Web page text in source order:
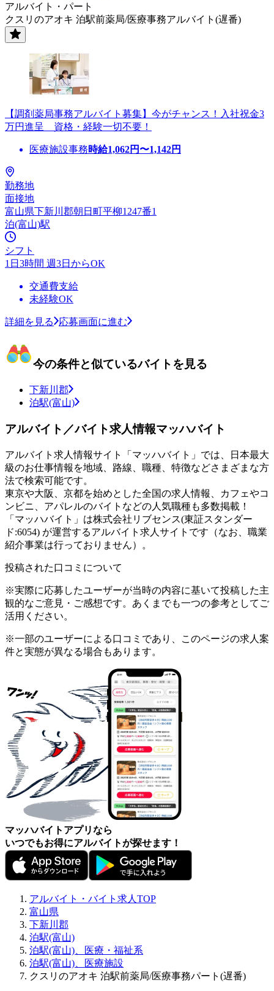
アルバイト・パート
クスリのアオキ 泊駅前薬局/医療事務アルバイト(遅番)
【調剤薬局事務アルバイト募集】今がチャンス！入社祝金3
万円進呈 資格・経験一切不要！
医療施設事務時給1,062円〜1,142円
勤務地
面接地
富山県下新川郡朝日町平柳1247番1
泊(富山)駅
シフト
1日3時間 週3日からOK
交通費支給
未経験OK
詳細を見る 応募画面に進む
今の条件と似ているバイトを見る
下新川郡
泊駅(富山)
アルバイト／バイト求人情報マッハバイト
アルバイト求人情報サイト「マッハバイト」では、日本最大
級のお仕事情報を地域、路線、職種、特徴などさまざまな方
法で検索可能です。
東京や大阪、京都を始めとした全国の求人情報、カフェやコ
ンビニ、アパレルのバイトなどの人気職種も多数掲載！
「マッハバイト」は株式会社リブセンス(東証スタンダー
ド:6054) が運営するアルバイト求人サイトです（なお、職業
紹介事業は行っておりません）。
投稿された口コミについて
※実際に応募したユーザーが当時の内容に基いて投稿した主
観的なご意見・ご感想です。あくまでも一つの参考としてご
活用ください。
※一部のユーザーによる口コミであり、このページの求人案
件と実態が異なる場合もあります。
マッハバイトアプリなら
いつでもお得にアルバイトが探せます！
アルバイト・バイト求人TOP
富山県
下新川郡
泊駅(富山)
泊駅(富山)、医療・福祉系
泊駅(富山)、医療施設
クスリのアオキ 泊駅前薬局/医療事務パート(遅番)